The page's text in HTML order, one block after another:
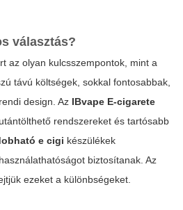
választás?
az olyan kulcsszempontok, mint a
távú költségek, sokkal fontosabbak,
design. Az IBvape E-cigarete
rendszereket és tartósabb
e cigi készülékek
biztosítanak. Az
ezeket a különbségeket.